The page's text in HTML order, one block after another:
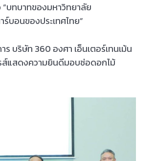
“บทบาทของมหาวิทยาลัย
บอนของประเทศไทย”
บริษัท 360 องศา เอ็นเตอร์เทนเม้น
รส์แสดงความยินดีมอบช่อดอกไม้